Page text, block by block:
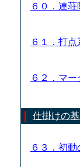
６０．連
６１．打
６２．マ
仕掛けの
６３．初